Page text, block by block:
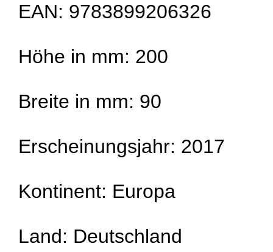
EAN: 9783899206326
Höhe in mm: 200
Breite in mm: 90
Erscheinungsjahr: 2017
Kontinent: Europa
Land: Deutschland